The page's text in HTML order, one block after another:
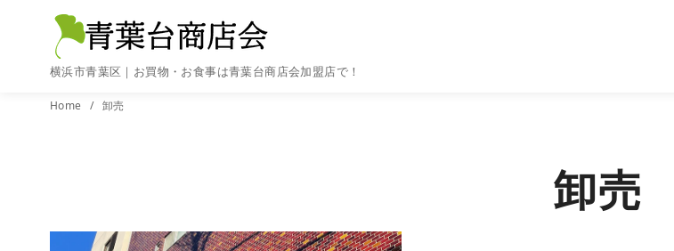
横浜市青葉区｜お買物・お食事は青葉台商店会加盟店で！
Home 卸売
卸売